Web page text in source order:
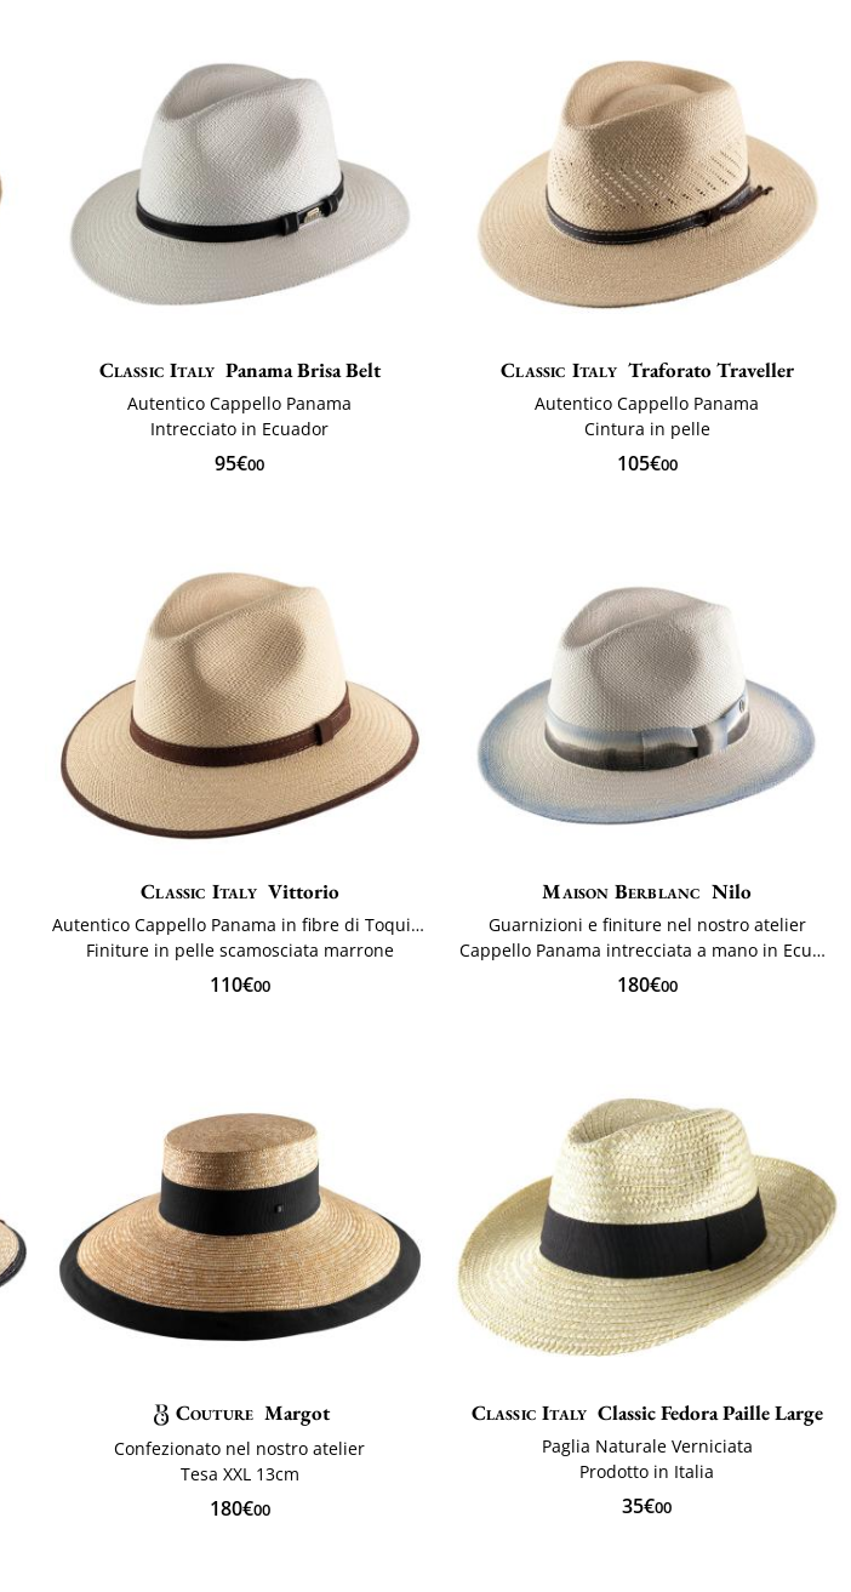
Classic Italy Panama Brisa Belt
Autentico Cappello Panama
Intrecciato in Ecuador
95€00
Classic Italy Traforato Traveller
Autentico Cappello Panama
Cintura in pelle
105€00
Classic Italy Vittorio
Autentico Cappello Panama in fibre di Toquilla
Finiture in pelle scamosciata marrone
110€00
Maison Berblanc Nilo
Guarnizioni e finiture nel nostro atelier
Cappello Panama intrecciata a mano in Ecuador
180€00
Couture Margot
Confezionato nel nostro atelier
Tesa XXL 13cm
180€00
Classic Italy Classic Fedora Paille Large
Paglia Naturale Verniciata
Prodotto in Italia
35€00